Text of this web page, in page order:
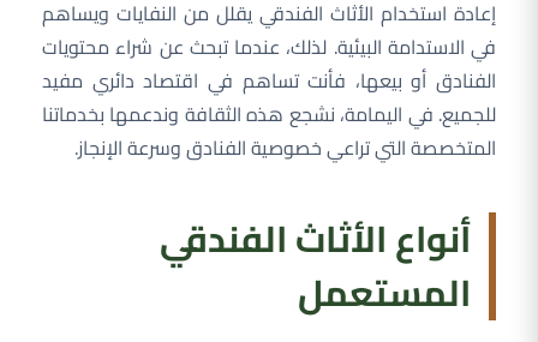
إعادة استخدام الأثاث الفندقي يقلل من النفايات ويساهم
في الاستدامة البيئية. لذلك، عندما تبحث عن شراء محتويات
الفنادق أو بيعها، فأنت تساهم في اقتصاد دائري مفيد
للجميع. في اليمامة، نشجع هذه الثقافة وندعمها بخدماتنا
المتخصصة التي تراعي خصوصية الفنادق وسرعة الإنجاز.
أنواع الأثاث الفندقي
المستعمل